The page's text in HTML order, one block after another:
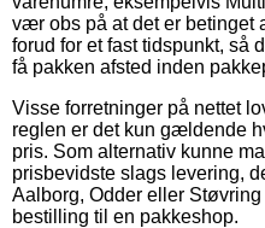
vær obs på at det er betinget
forud for et fast tidspunkt, så
få pakken afsted inden
Visse forretninger på nettet
reglen er det kun gældende
pris. Som alternativ kunne
prisbevidste slags levering,
Aalborg, Odder eller
bestilling til en pakkeshop.